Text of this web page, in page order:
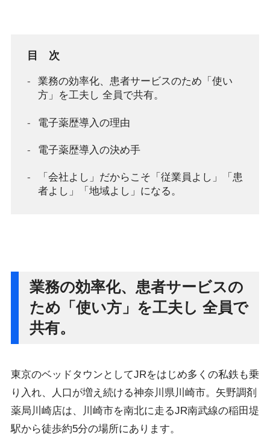
目 次
業務の効率化、患者サービスのため「使い
方」を工夫し 全員で共有。
電子薬歴導入の理由
電子薬歴導入の決め手
「会社よし」だからこそ「従業員よし」「患
者よし」「地域よし」になる。
業務の効率化、患者サービスの
ため「使い方」を工夫し 全員で
共有。
東京のベッドタウンとしてJRをはじめ多くの私鉄も乗
り入れ、人口が増え続ける神奈川県川崎市。矢野調剤
薬局川崎店は、川崎市を南北に走るJR南武線の稲田堤
駅から徒歩約5分の場所にあります。